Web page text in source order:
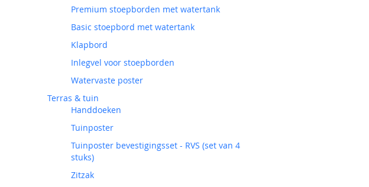
Premium stoepborden met watertank
Basic stoepbord met watertank
Klapbord
Inlegvel voor stoepborden
Watervaste poster
Terras & tuin
Handdoeken
Tuinposter
Tuinposter bevestigingsset - RVS (set van 4
stuks)
Zitzak